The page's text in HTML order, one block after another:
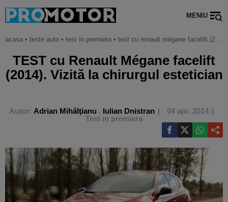
MENIU
acasa • teste auto • test in premiera • test cu renault mégane facelift (2014). vizită la chirurgul estetician
TEST cu Renault Mégane facelift
(2014). Vizită la chirurgul estetician
Autor: Adrian Mihălţianu , Iulian Dnistran
04 apr. 2014
Test in premiera